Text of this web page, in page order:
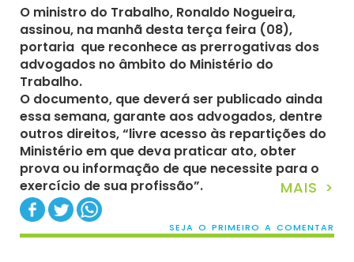
O ministro do Trabalho, Ronaldo Nogueira,
assinou, na manhã desta terça feira (08),
portaria que reconhece as prerrogativas dos
advogados no âmbito do Ministério do
Trabalho.
O documento, que deverá ser publicado ainda
essa semana, garante aos advogados, dentre
outros direitos, “livre acesso às repartições do
Ministério em que deva praticar ato, obter
prova ou informação de que necessite para o
exercício de sua profissão”.
MAIS >
SEJA O PRIMEIRO A COMENTAR